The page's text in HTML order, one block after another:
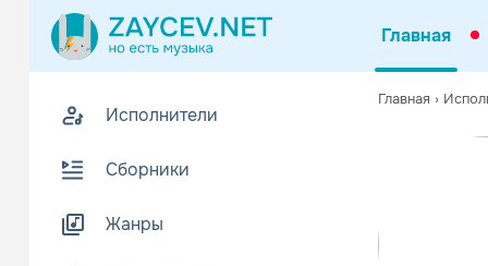
Главная
Исполнители
Сборники
Жанры
Главная ›
Tribes -
https://